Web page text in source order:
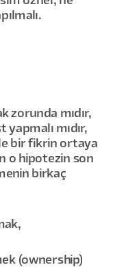
zorunda mıdır,
mıdır,
bir fikrin ortaya
o hipotezin son
birkaç
(ownership)